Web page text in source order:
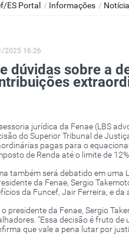
ES Portal / Informações /
2025 16:26
dúvidas sobre a
jurídica da Fenae (LBS
do Superior Tribunal de
pagas para o
de Renda até o limite de
também será debatido em uma
da Fenae, Sergio
da Funcef, Jair Ferreira, e
o presidente da Fenae, Sergio
“Essa decisão é fruto
que vale a pena lutar por